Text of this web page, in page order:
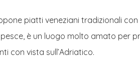
piatti veneziani tradizionali
è un luogo molto amato per
con vista sull’Adriatico.